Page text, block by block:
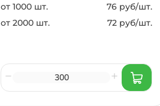
от 1000 шт.
76 руб/шт.
от 2000 шт.
72 руб/шт.